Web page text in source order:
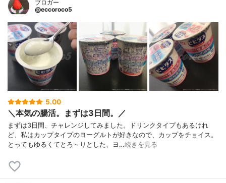
ブロガー
@eccoroco5
5.00
＼本気の腸活。まずは3日間。／
まずは3日間、チャレンジしてみました。ドリンクタイプもあるけれ
ど、私はカップタイプのヨーグルトが好きなので、カップをチョイス。
とってもゆるくてとろ～りとした、ヨ…続きを見る